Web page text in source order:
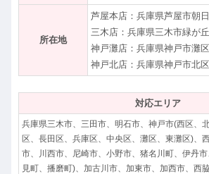
所在地
芦屋本店：兵庫県芦屋市朝
三木店：兵庫県三木市緑が
神戸灘店：兵庫県神戸市灘
神戸北店：兵庫県神戸市北
対応エリア
兵庫県三木市、三田市、明石市、神戸市(西区、
区、長田区、兵庫区、中央区、灘区、東灘区)、
市、川西市、尼崎市、小野市、猪名川町、伊丹
見町、播磨町)、加古川市、加東市、加西市、西